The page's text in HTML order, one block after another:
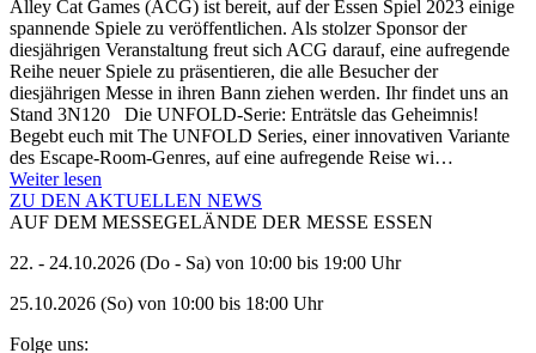
Alley Cat Games (ACG) ist bereit, auf der Essen Spiel 2023 einige
spannende Spiele zu veröffentlichen. Als stolzer Sponsor der
diesjährigen Veranstaltung freut sich ACG darauf, eine aufregende
Reihe neuer Spiele zu präsentieren, die alle Besucher der
diesjährigen Messe in ihren Bann ziehen werden. Ihr findet uns an
Stand 3N120 Die UNFOLD-Serie: Enträtsle das Geheimnis!
Begebt euch mit The UNFOLD Series, einer innovativen Variante
des Escape-Room-Genres, auf eine aufregende Reise wi…
Weiter lesen
ZU DEN AKTUELLEN NEWS
AUF DEM MESSEGELÄNDE DER MESSE ESSEN
22. - 24.10.2026 (Do - Sa) von 10:00 bis 19:00 Uhr
25.10.2026 (So) von 10:00 bis 18:00 Uhr
Folge uns: